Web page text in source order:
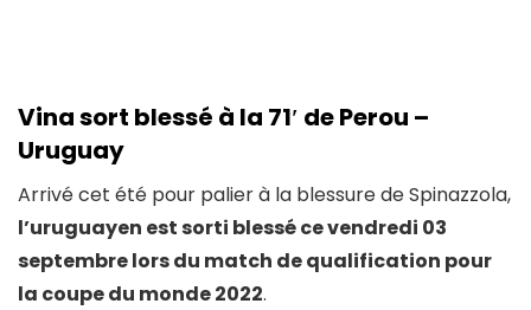
Vina sort blessé à la 71′ de Perou –
Uruguay
Arrivé cet été pour palier à la blessure de Spinazzola,
l’uruguayen est sorti blessé ce vendredi 03
septembre lors du match de qualification pour
la coupe du monde 2022.